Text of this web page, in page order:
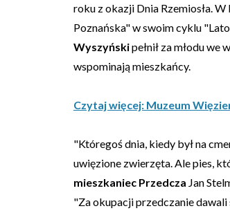
roku z okazji Dnia Rzemiosła.
Poznańska" w swoim cyklu
Wyszyńskipełnił za młodu we
wspominają mieszkańcy.
Czytaj więcej: Muzeum
"Któregoś dnia, kiedy był na
uwięzione zwierzęta. Ale pies,
mieszkaniec Przedcza Jan
"Za okupacji przedczanie